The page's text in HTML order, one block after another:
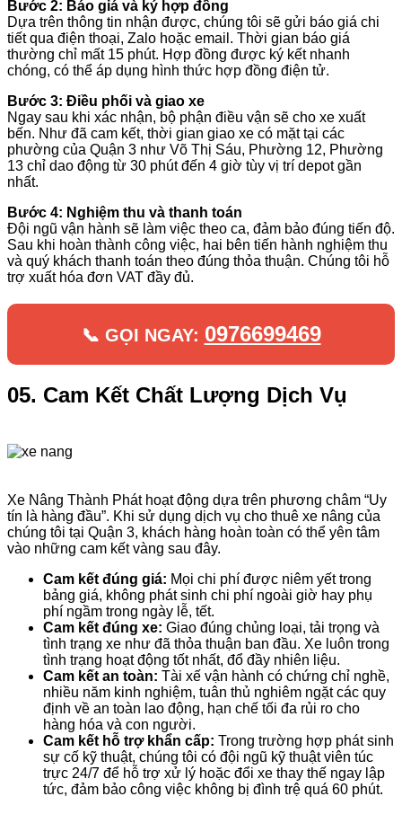
Bước 2: Báo giá và ký hợp đồng
Dựa trên thông tin nhận được, chúng tôi sẽ gửi báo giá chi
tiết qua điện thoại, Zalo hoặc email. Thời gian báo giá
thường chỉ mất 15 phút. Hợp đồng được ký kết nhanh
chóng, có thể áp dụng hình thức hợp đồng điện tử.
Bước 3: Điều phối và giao xe
Ngay sau khi xác nhận, bộ phận điều vận sẽ cho xe xuất
bến. Như đã cam kết, thời gian giao xe có mặt tại các
phường của Quận 3 như Võ Thị Sáu, Phường 12, Phường
13 chỉ dao động từ 30 phút đến 4 giờ tùy vị trí depot gần
nhất.
Bước 4: Nghiệm thu và thanh toán
Đội ngũ vận hành sẽ làm việc theo ca, đảm bảo đúng tiến độ.
Sau khi hoàn thành công việc, hai bên tiến hành nghiệm thu
và quý khách thanh toán theo đúng thỏa thuận. Chúng tôi hỗ
trợ xuất hóa đơn VAT đầy đủ.
📞 GỌI NGAY: 0976699469
05. Cam Kết Chất Lượng Dịch Vụ
Xe Nâng Thành Phát hoạt động dựa trên phương châm “Uy
tín là hàng đầu”. Khi sử dụng dịch vụ cho thuê xe nâng của
chúng tôi tại Quận 3, khách hàng hoàn toàn có thể yên tâm
vào những cam kết vàng sau đây.
Cam kết đúng giá: Mọi chi phí được niêm yết trong
bảng giá, không phát sinh chi phí ngoài giờ hay phụ
phí ngầm trong ngày lễ, tết.
Cam kết đúng xe: Giao đúng chủng loại, tải trọng và
tình trạng xe như đã thỏa thuận ban đầu. Xe luôn trong
tình trạng hoạt động tốt nhất, đổ đầy nhiên liệu.
Cam kết an toàn: Tài xế vận hành có chứng chỉ nghề,
nhiều năm kinh nghiệm, tuân thủ nghiêm ngặt các quy
định về an toàn lao động, hạn chế tối đa rủi ro cho
hàng hóa và con người.
Cam kết hỗ trợ khẩn cấp: Trong trường hợp phát sinh
sự cố kỹ thuật, chúng tôi có đội ngũ kỹ thuật viên túc
trực 24/7 để hỗ trợ xử lý hoặc đổi xe thay thế ngay lập
tức, đảm bảo công việc không bị đình trệ quá 60 phút.